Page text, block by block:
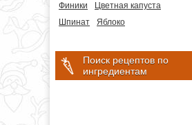
Финики
Цветная капуста
Шпинат
Яблоко
Поиск рецептов по
ингредиентам